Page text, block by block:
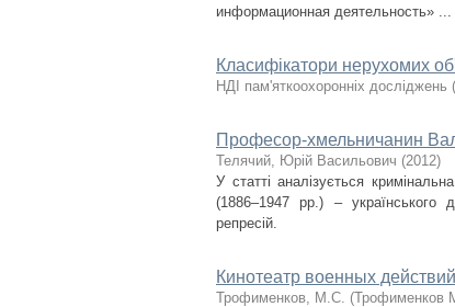
информационная деятельность» ...
Класифікатори нерухомих
НДІ пам'яткоохоронніх досліджень (
Професор-хмельничанин
Телячий, Юрій Васильович (2012)
У статті аналізується
(1886–1947 рр.) – українського
репресій.
Кинотеатр военных действий
Трофименков, М.С. (Трофименков